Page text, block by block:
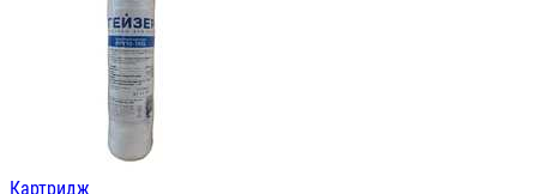
Картридж